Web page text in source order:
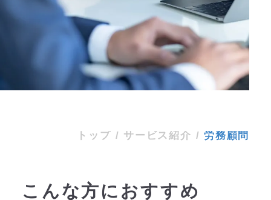
労務顧問
トップ / サービス紹介 / 労務顧問
こんな方におすすめ